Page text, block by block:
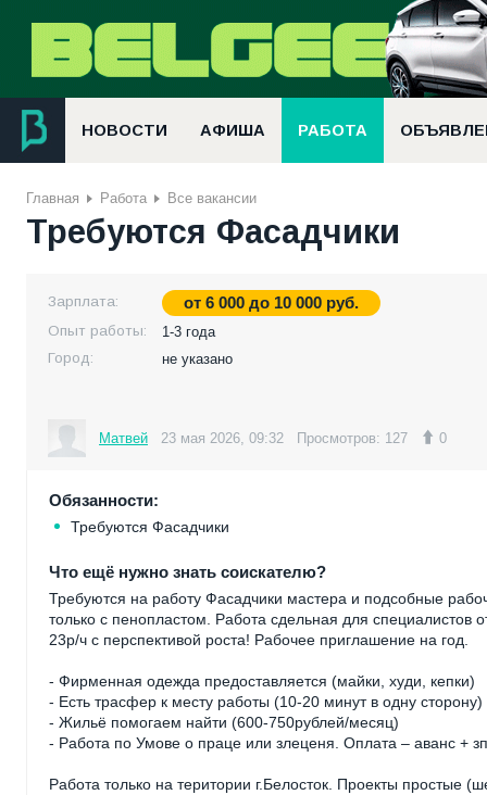
НОВОСТИ АФИША РАБОТА
Главная Работа Все вакансии
Требуются Фасадчики
Зарплата: от 6 000до 10 000руб.
Опыт работы:
1-3 года
Город:
не указано
Матвей 23 мая 2026, 09:32 Просмотров: 127 0
Обязанности:
Требуются Фасадчики
Что ещё нужно знать соискателю?
Требуются на работу Фасадчики мастера и подсобные
только с пенопластом. Работа сдельная для специалистов
23р/ч с перспективой роста! Рабочее приглашение на год.
- Фирменная одежда предоставляется (майки, худи, кепки)
- Есть трасфер к месту работы (10-20 минут в одну сторону)
- Жильё помогаем найти (600-750рублей/месяц)
- Работа по Умове о праце или злеценя. Оплата – аванс +
Работа только на територии г.Белосток. Проекты простые